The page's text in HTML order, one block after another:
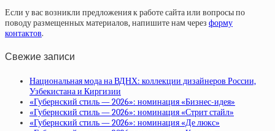
Если у вас возникли предложения к работе сайта или вопросы по
поводу размещенных материалов, напишите нам через форму
контактов.
Свежие записи
Национальная мода на ВДНХ: коллекции дизайнеров России,
Узбекистана и Киргизии
«Губернский стиль — 2026»: номинация «Бизнес-идея»
«Губернский стиль — 2026»: номинация «Стрит стайл»
«Губернский стиль — 2026»: номинация «Де люкс»